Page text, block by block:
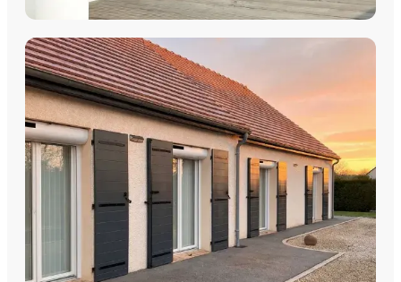
COULISSANTS & BAIES VITRÉES
Coulissants Aluminium
Découvrez nos Baies coulissantes et portes-fenêtres
aluminium avec pose par les équipes Plein Jour Habitat.
DÉCOUVRIR